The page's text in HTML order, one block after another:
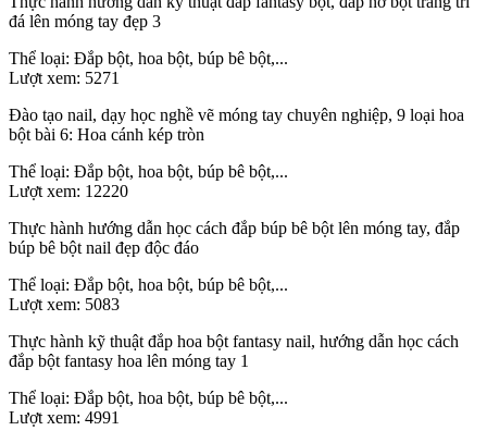
đá lên móng tay đẹp 3
Thể loại: Đắp bột, hoa bột, búp bê bột,...
Lượt xem: 5271
Đào tạo nail, dạy học nghề vẽ móng tay chuyên nghiệp, 9 loại hoa
bột bài 6: Hoa cánh kép tròn
Thể loại: Đắp bột, hoa bột, búp bê bột,...
Lượt xem: 12220
Thực hành hướng dẫn học cách đắp búp bê bột lên móng tay, đắp
búp bê bột nail đẹp độc đáo
Thể loại: Đắp bột, hoa bột, búp bê bột,...
Lượt xem: 5083
Thực hành kỹ thuật đắp hoa bột fantasy nail, hướng dẫn học cách
đắp bột fantasy hoa lên móng tay 1
Thể loại: Đắp bột, hoa bột, búp bê bột,...
Lượt xem: 4991